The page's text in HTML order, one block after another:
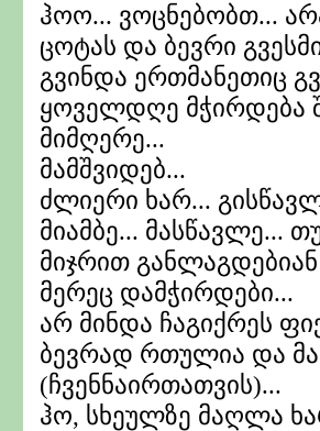
ჰოო... ვოცნებობთ...
ცოტას და ბევრი
გვინდა ერთმანეთიც
ყოველდღე მჭირდება
მიმღერე...
მამშვიდებ...
ძლიერი ხარ...
მიამბე... მასწავლე...
მიჯრით
მერეც დამჭირდები...
არ მინდა ჩაგიქრეს
ბევრად რთულია და
(ჩვენნაირთათვის)...
ჰო, სხეულზე მაღლა